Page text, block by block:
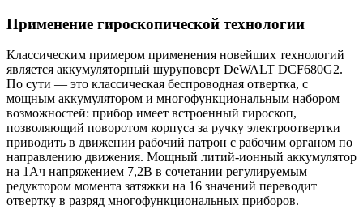
Применение гироскопической технологии
Классическим примером применения новейших технологий
является аккумуляторный шуруповерт DeWALT DCF680G2.
По сути — это классическая беспроводная отвертка, с
мощным аккумулятором и многофункциональным набором
возможностей: прибор имеет встроенный гироскоп,
позволяющий поворотом корпуса за ручку электроотвертки
приводить в движении рабочий патрон с рабочим органом по
направлению движения. Мощный литий-ионный аккумулятор
на 1Ач напряжением 7,2В в сочетании регулируемым
редуктором момента затяжки на 16 значений переводит
отвертку в разряд многофункциональных приборов.